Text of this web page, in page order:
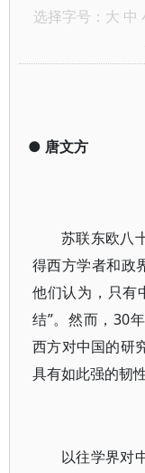
选择字号： 大 中
● 唐文方
苏联东欧八
得西方学者和政
他们认为，只有
结”。然而，30
西方对中国的研
具有如此强的韧性
以往学界对